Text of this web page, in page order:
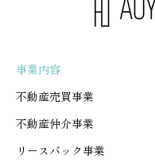
事業内容
不動産売買事業
不動産仲介事業
リースバック事業